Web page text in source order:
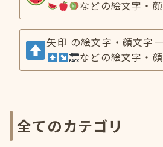
などの絵文字・
矢印 の絵文字・顔文字
などの絵文字・
全てのカテゴリ